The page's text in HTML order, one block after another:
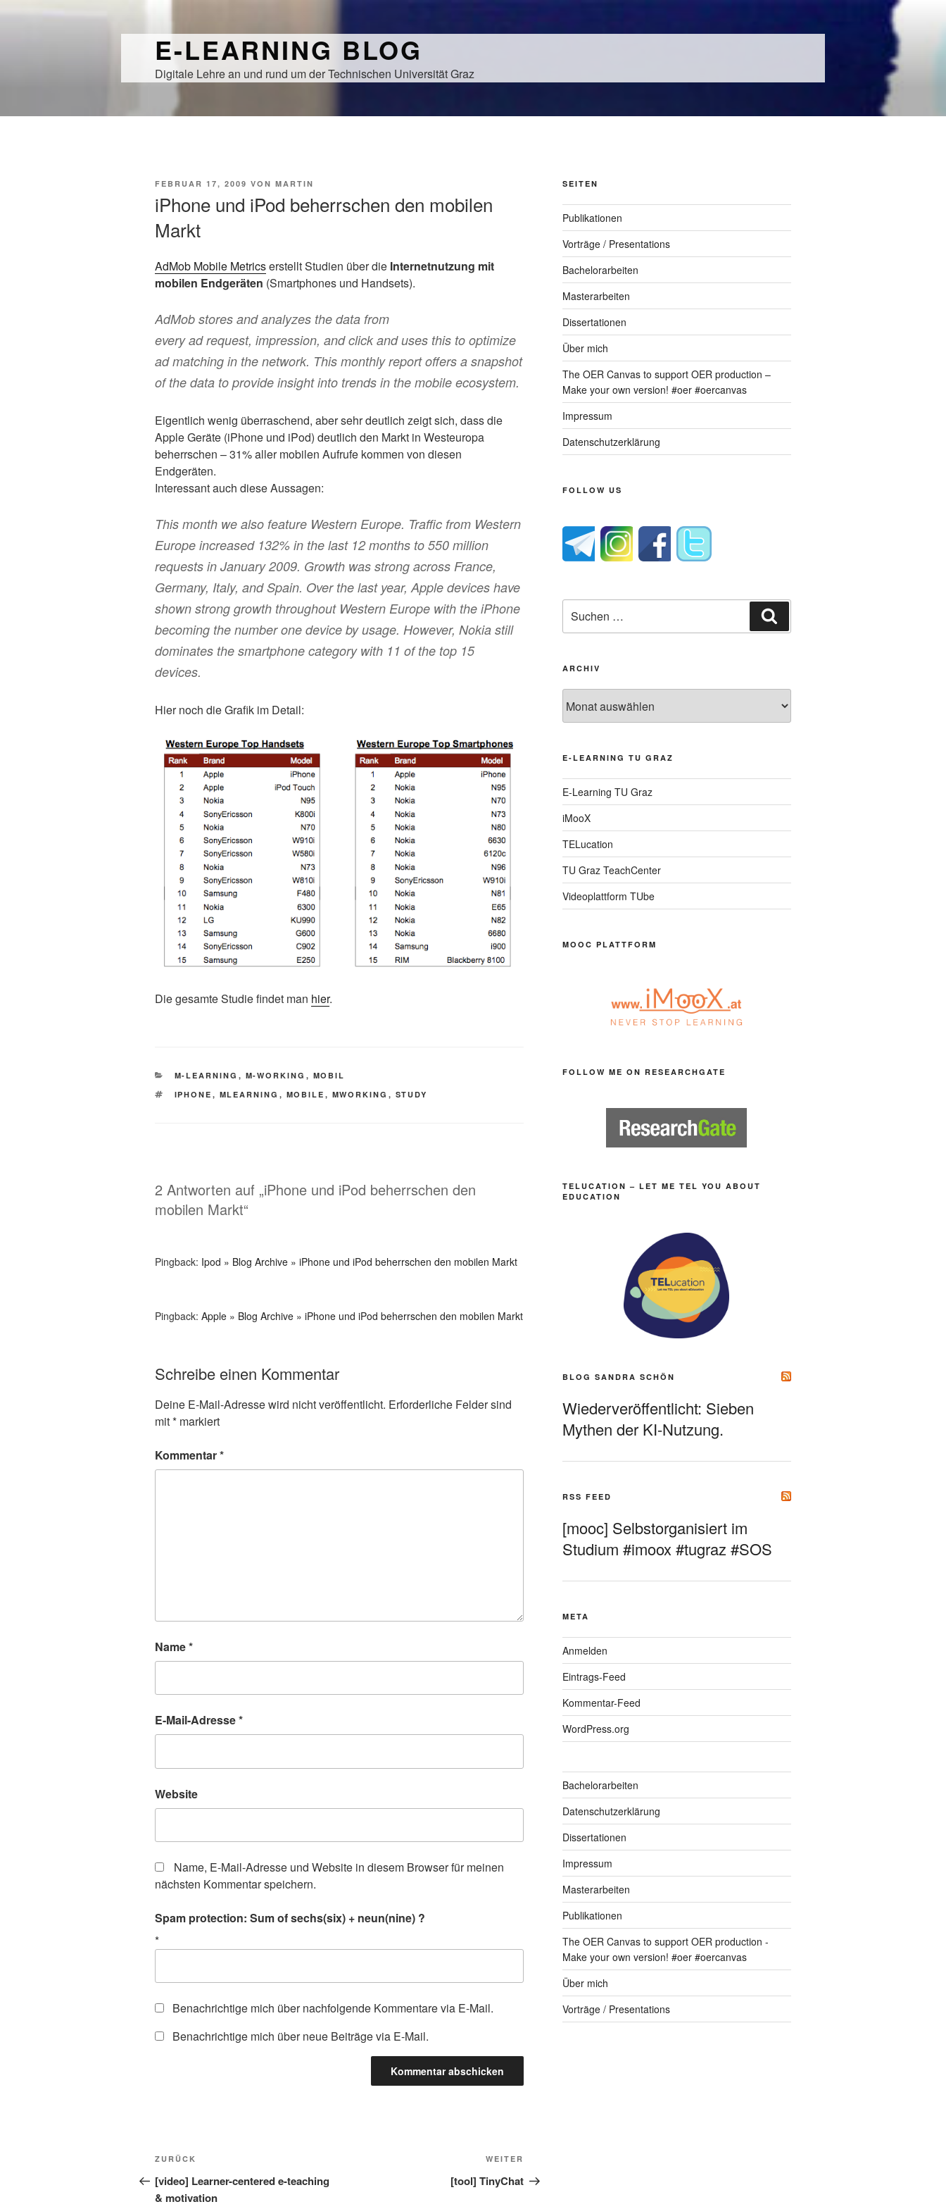
E-LEARNING BLOG
Digitale Lehre an und rund um der Technischen Universität Graz
VERÖFFENTLICHT
FEBRUAR 17, 2009 VON MARTIN
iPhone und iPod beherrschen den mobilen
Markt
AdMob Mobile Metricserstellt Studien über die Internetnutzung mit
mobilen Endgeräten (Smartphones und Handsets).
AdMob stores and analyzes the data from
every ad request, impression, and click and uses this to optimize
ad matching in the network. This monthly report offers a snapshot
of the data to provide insight into trends in the mobile ecosystem.
Eigentlich wenig überraschend, aber sehr deutlich zeigt sich, dass die
Apple Geräte (iPhone und iPod) deutlich den Markt in Westeuropa
beherrschen – 31% aller mobilen Aufrufe kommen von diesen
Endgeräten.
Interessant auch diese Aussagen:
This month we also feature Western Europe. Traffic from Western
Europe increased 132% in the last 12 months to 550 million
requests in January 2009. Growth was strong across France,
Germany, Italy, and Spain. Over the last year, Apple devices have
shown strong growth throughout Western Europe with the iPhone
becoming the number one device by usage. However, Nokia still
dominates the smartphone category with 11 of the top 15
devices.
Hier noch die Grafik im Detail:
Die gesamte Studie findet man hier.
KATEGORIEN
M-LEARNING , M-WORKING , MOBIL
SCHLAGWÖRTER
IPHONE , MLEARNING , MOBILE , MWORKING , STUDY
2 Antworten auf „iPhone und iPod beherrschen den
mobilen Markt“
Pingback: Ipod » Blog Archive » iPhone und iPod beherrschen den mobilen Markt
Pingback: Apple » Blog Archive » iPhone und iPod beherrschen den mobilen Markt
Schreibe einen Kommentar
Deine E-Mail-Adresse wird nicht veröffentlicht. Erforderliche Felder sind
mit* markiert
Kommentar*
Name*
E-Mail-Adresse*
Website
Name, E-Mail-Adresse und Website in diesem Browser für meinen
nächsten Kommentar speichern.
Spam protection: Sum of sechs(six) + neun(nine) ?
*
Benachrichtige mich über nachfolgende Kommentare via E-Mail.
Benachrichtige mich über neue Beiträge via E-Mail.
Beitragsnavigation
Vorheriger
Beitrag
ZURÜCK
[video] Learner-centered e-teaching
& motivation
Beitrag
WEITER
[tool] TinyChat
SEITEN
Publikationen
Vorträge / Presentations
Bachelorarbeiten
Masterarbeiten
Dissertationen
Über mich
The OER Canvas to support OER production –
Make your own version! #oer #oercanvas
Impressum
Datenschutzerklärung
FOLLOW US
nach:
ARCHIV
E-LEARNING TU GRAZ
E-Learning TU Graz
iMooX
TELucation
TU Graz TeachCenter
Videoplattform TUbe
MOOC PLATTFORM
FOLLOW ME ON RESEARCHGATE
TELUCATION – LET ME TEL YOU ABOUT
EDUCATION
BLOG SANDRA SCHÖN
Wiederveröffentlicht: Sieben
Mythen der KI-Nutzung.
RSS FEED
[mooc] Selbstorganisiert im
Studium #imoox #tugraz #SOS
META
Anmelden
Eintrags-Feed
Kommentar-Feed
WordPress.org
Bachelorarbeiten
Datenschutzerklärung
Dissertationen
Impressum
Masterarbeiten
Publikationen
The OER Canvas to support OER production -
Make your own version! #oer #oercanvas
Über mich
Vorträge / Presentations